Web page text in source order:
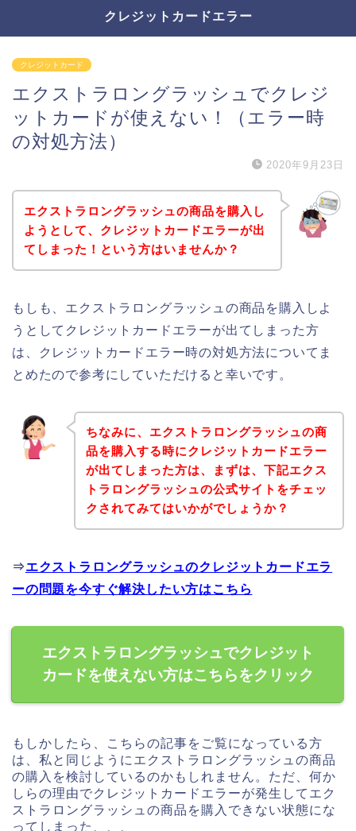
クレジットカードエラー
クレジットカード
エクストラロングラッシュでクレジ
ットカードが使えない！（エラー時
の対処方法）
2020年9月23日
エクストラロングラッシュの商品を購入し
ようとして、クレジットカードエラーが出
てしまった！という方はいませんか？
もしも、エクストラロングラッシュの商品を購入しよ
うとしてクレジットカードエラーが出てしまった方
は、クレジットカードエラー時の対処方法についてま
とめたので参考にしていただけると幸いです。
ちなみに、エクストラロングラッシュの商
品を購入する時にクレジットカードエラー
が出てしまった方は、まずは、下記エクス
トラロングラッシュの公式サイトをチェッ
クされてみてはいかがでしょうか？
⇒エクストラロングラッシュのクレジットカードエラ
ーの問題を今すぐ解決したい方はこちら
エクストラロングラッシュでクレジット
カードを使えない方はこちらをクリック
もしかしたら、こちらの記事をご覧になっている方
は、私と同じようにエクストラロングラッシュの商品
の購入を検討しているのかもしれません。ただ、何か
しらの理由でクレジットカードエラーが発生してエク
ストラロングラッシュの商品を購入できない状態にな
ってしまった、、、